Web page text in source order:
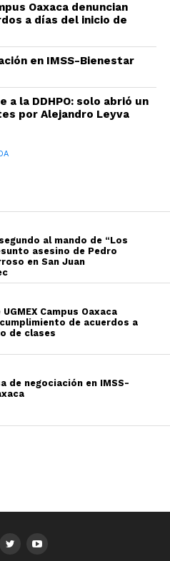
Oaxaca denuncian
a días del inicio de
en IMSS-Bienestar
a la DDHPO: solo abrió un
por Alejandro Leyva
al mando de “Los
asesino de Pedro
en San Juan
Campus Oaxaca
de acuerdos a
de clases
de negociación en IMSS-